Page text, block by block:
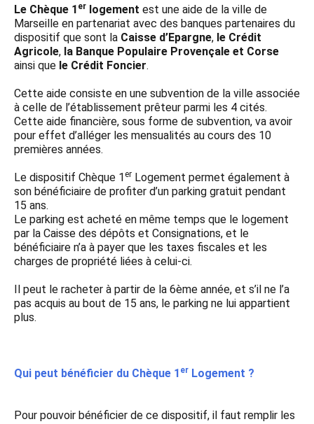
Le Chèque 1 er logement est une aide de la ville de
Marseille en partenariat avec des banques partenaires du
dispositif que sont la Caisse d’Epargne, le Crédit
Agricole, la Banque Populaire Provençale et Corse
ainsi que le Crédit Foncier.
Cette aide consiste en une subvention de la ville associée
à celle de l’établissement prêteur parmi les 4 cités.
Cette aide financière, sous forme de subvention, va avoir
pour effet d’alléger les mensualités au cours des 10
premières années.
Le dispositif Chèque 1er Logement permet également à
son bénéficiaire de profiter d’un parking gratuit pendant
15 ans.
Le parking est acheté en même temps que le logement
par la Caisse des dépôts et Consignations, et le
bénéficiaire n’a à payer que les taxes fiscales et les
charges de propriété liées à celui-ci.
Il peut le racheter à partir de la 6ème année, et s’il ne l’a
pas acquis au bout de 15 ans, le parking ne lui appartient
plus.
Qui peut bénéficier du Chèque 1 er Logement ?
Pour pouvoir bénéficier de ce dispositif, il faut remplir les